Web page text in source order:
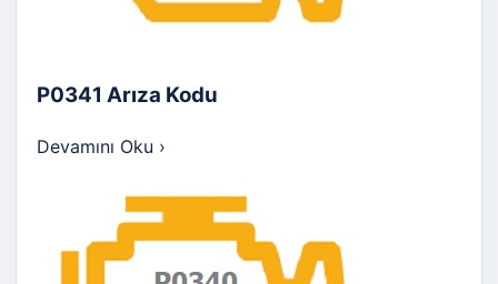
P0341 Arıza Kodu
Devamını Oku ›